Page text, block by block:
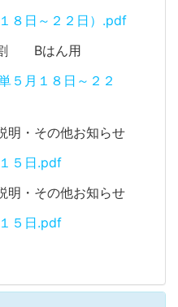
８日～２２日）.pdf
割 Bはん用
５月１８日～２２
明・その他お知らせ
５日.pdf
明・その他お知らせ
５日.pdf